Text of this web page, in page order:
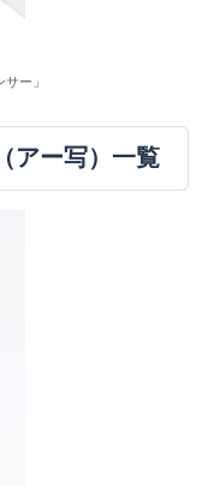
ー」
アー写）一覧